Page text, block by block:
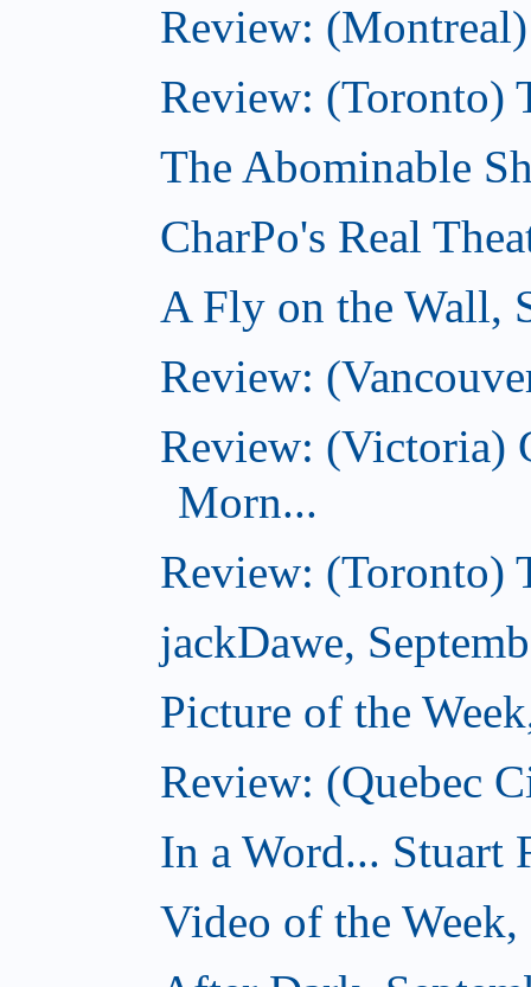
Review:
Review: (Toronto)
The Abominable
CharPo's Real
A Fly on the Wall,
Review:
Review: (Victoria)
Morn...
Review: (Toronto)
jackDawe,
Picture of the
Review: (Quebec
In a Word... Stuart
Video of the